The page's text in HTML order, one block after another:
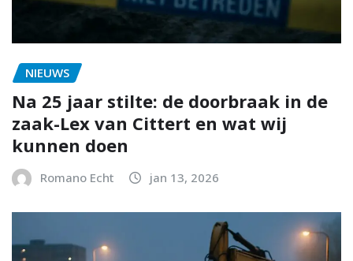
NIEUWS
Na 25 jaar stilte: de doorbraak in de
zaak-Lex van Cittert en wat wij
kunnen doen
Romano Echt jan 13, 2026